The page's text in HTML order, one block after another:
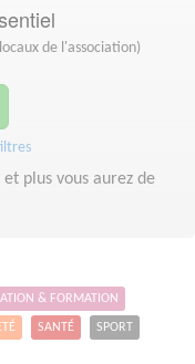
de l'association)
plus vous aurez de
& FORMATION
SANTÉ SPORT